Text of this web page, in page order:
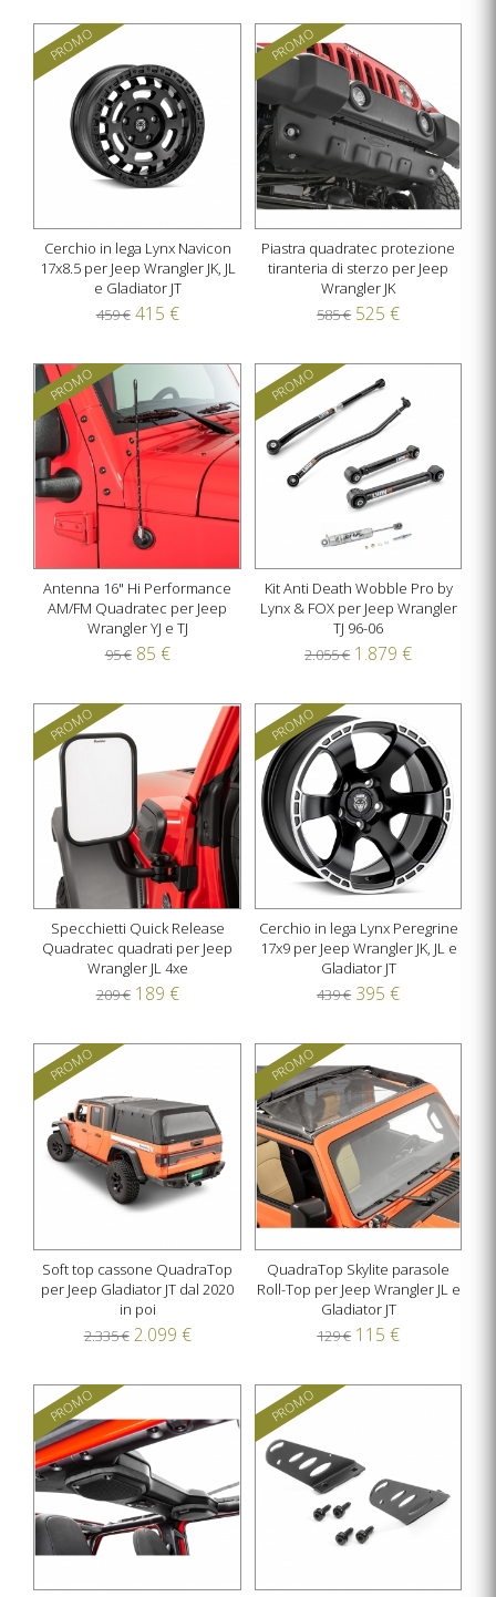
PROMO
Cerchio in lega Lynx Navicon
17x8.5 per Jeep Wrangler JK, JL
e Gladiator JT
459 € 415 €
PROMO
Piastra quadratec protezione
tiranteria di sterzo per Jeep
Wrangler JK
585 € 525 €
PROMO
Antenna 16" Hi Performance
AM/FM Quadratec per Jeep
Wrangler YJ e TJ
95 € 85 €
PROMO
Kit Anti Death Wobble Pro by
Lynx & FOX per Jeep Wrangler
TJ 96-06
2.055 € 1.879 €
PROMO
Specchietti Quick Release
Quadratec quadrati per Jeep
Wrangler JL 4xe
209 € 189 €
PROMO
Cerchio in lega Lynx Peregrine
17x9 per Jeep Wrangler JK, JL e
Gladiator JT
439 € 395 €
PROMO
Soft top cassone QuadraTop
per Jeep Gladiator JT dal 2020
in poi
2.335 € 2.099 €
PROMO
QuadraTop Skylite parasole
Roll-Top per Jeep Wrangler JL e
Gladiator JT
129 € 115 €
PROMO PROMO